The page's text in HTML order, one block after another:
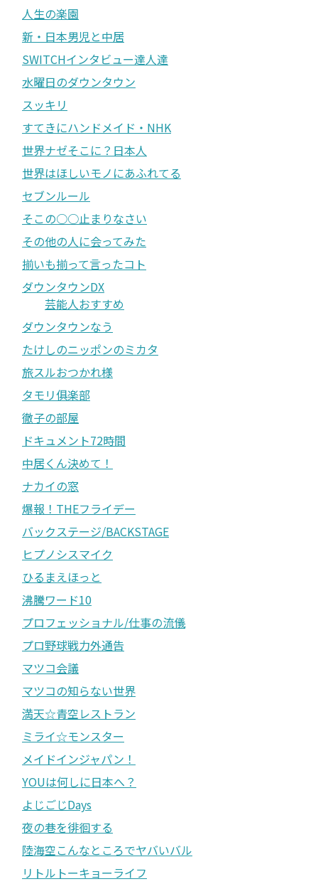
人生の楽園
新・日本男児と中居
SWITCHインタビュー達人達
水曜日のダウンタウン
スッキリ
すてきにハンドメイド・NHK
世界ナゼそこに？日本人
世界はほしいモノにあふれてる
セブンルール
そこの○○止まりなさい
その他の人に会ってみた
揃いも揃って言ったコト
ダウンタウンDX
芸能人おすすめ
ダウンタウンなう
たけしのニッポンのミカタ
旅スルおつかれ様
タモリ俱楽部
徹子の部屋
ドキュメント72時間
中居くん決めて！
ナカイの窓
爆報！THEフライデー
バックステージ/BACKSTAGE
ヒプノシスマイク
ひるまえほっと
沸騰ワード10
プロフェッショナル/仕事の流儀
プロ野球戦力外通告
マツコ会議
マツコの知らない世界
満天☆青空レストラン
ミライ☆モンスター
メイドインジャパン！
YOUは何しに日本へ？
よじごじDays
夜の巷を徘徊する
陸海空こんなところでヤバいバル
リトルトーキョーライフ